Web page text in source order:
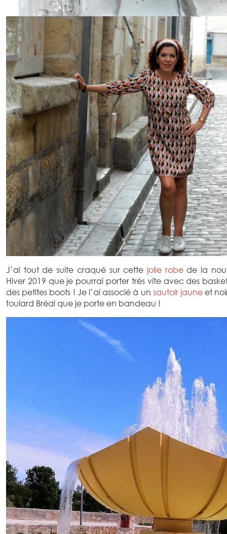
J’ai tout de suite craqué sur cettejolie robede la
Hiver 2019 que je pourrai porter très vite avec des
des petites boots ! Je l’ai associé à un sautoir jauneet
foulard Bréal que je porte en bandeau !